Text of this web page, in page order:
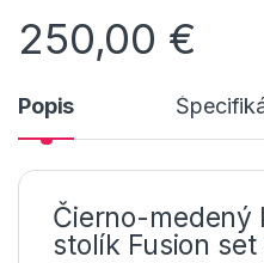
250,00 €
Popis
Čierno-medený
stolík Fusion set